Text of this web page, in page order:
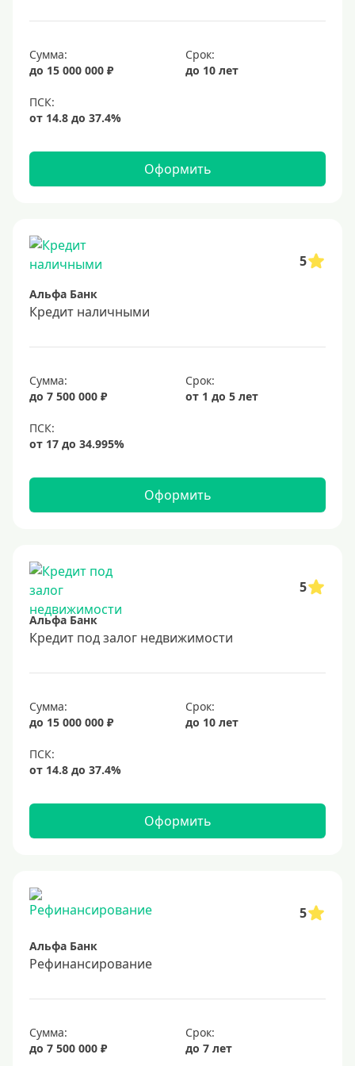
25 лет
30 лет
Месяц
2 месяца
3 месяца
6 месяцев
Ставка
4%
6%
7%
8%
9%
11%
12%
14%
15%
16%
17%
20%
Сумма
1000000 руб
1200000 руб
1300000 руб
1500000 руб
1600000 руб
2 миллиона
Сумма:
до 15 000 000 ₽
Срок:
до 10 лет
Оформить
5
Альфа Банк
Кредит наличными
Сумма:
до 7 500 000 ₽
Срок:
от 1 до 5 лет
Оформить
5
Альфа Банк
Кредит под залог недвижимости
Сумма:
до 15 000 000 ₽
Срок:
до 10 лет
Оформить
5
Альфа Банк
Рефинансирование
Сумма:
до 7 500 000 ₽
Срок:
до 7 лет